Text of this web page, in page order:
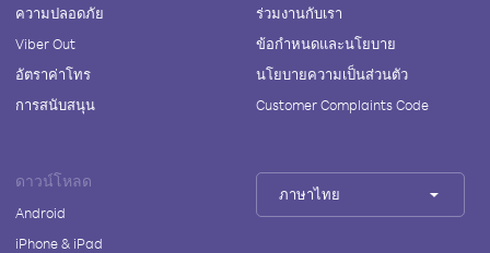
ความปลอดภัย
Viber Out
อัตราค่าโทร
การสนับสนุน
ร่วมงานกับเรา
ข้อกำหนดและนโยบาย
นโยบายความเป็นส่วนตัว
Customer Complaints Code
ดาวน์โหลด
Android
iPhone & iPad
ภาษาไทย